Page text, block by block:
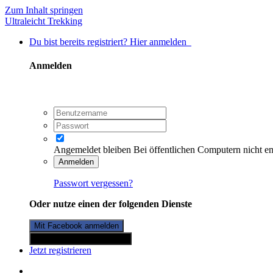
Zum Inhalt springen
Ultraleicht Trekking
Du bist bereits registriert? Hier anmelden
Anmelden
Angemeldet bleiben Bei öffentlichen Computern nicht
Anmelden
Passwort vergessen?
Oder nutze einen der folgenden Dienste
Mit Facebook anmelden
Jetzt registrieren